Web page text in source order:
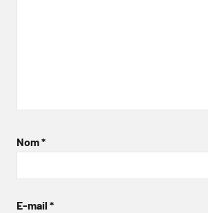
Nom*
E-mail *